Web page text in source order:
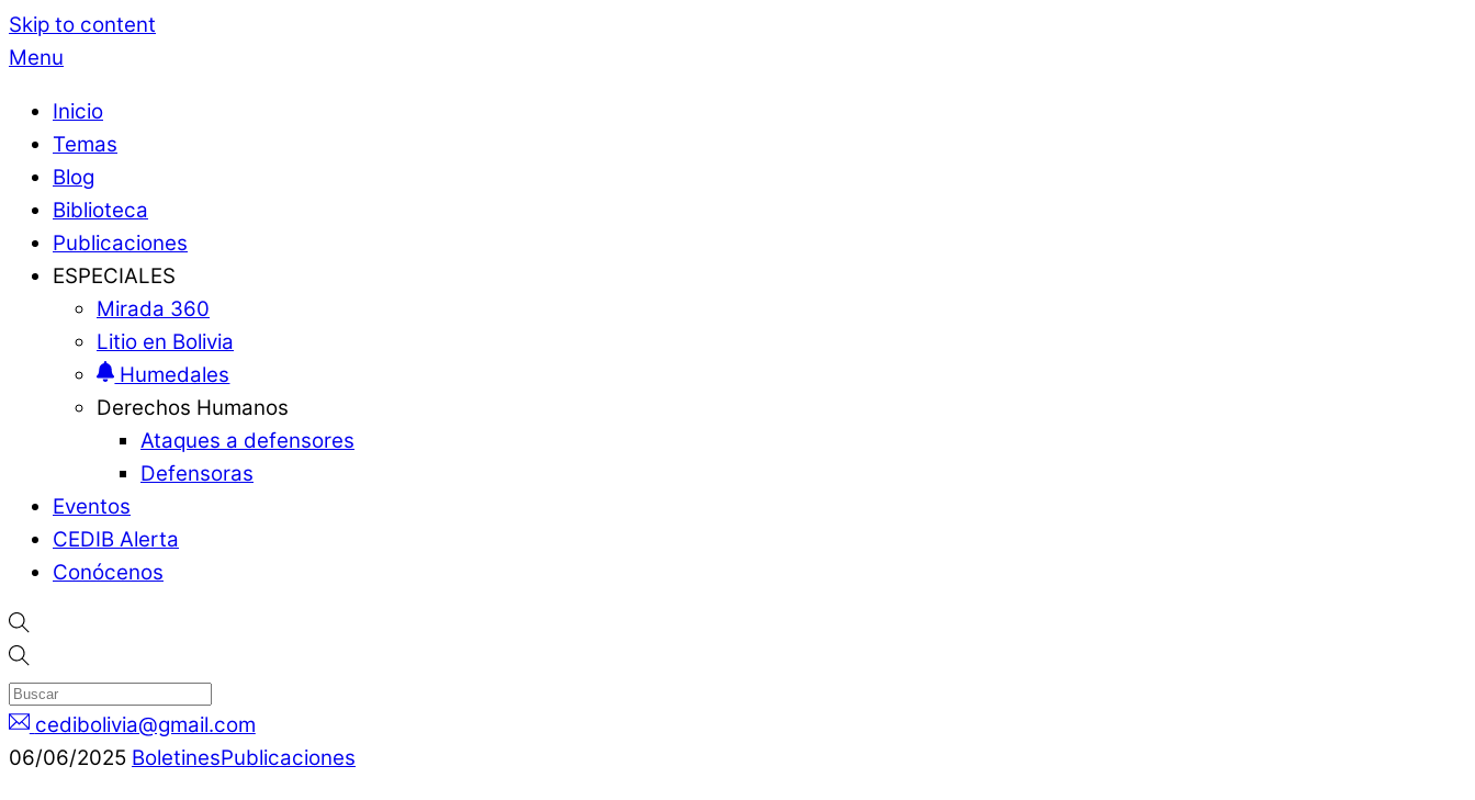
Skip to content
Menu
Inicio
Temas
Blog
Biblioteca
Publicaciones
ESPECIALES
Mirada 360
Litio en Bolivia
Humedales
Derechos Humanos
Ataques a defensores
Defensoras
Eventos
CEDIB Alerta
Conócenos
cedibolivia@gmail.com
06/06/2025 BoletinesPublicaciones